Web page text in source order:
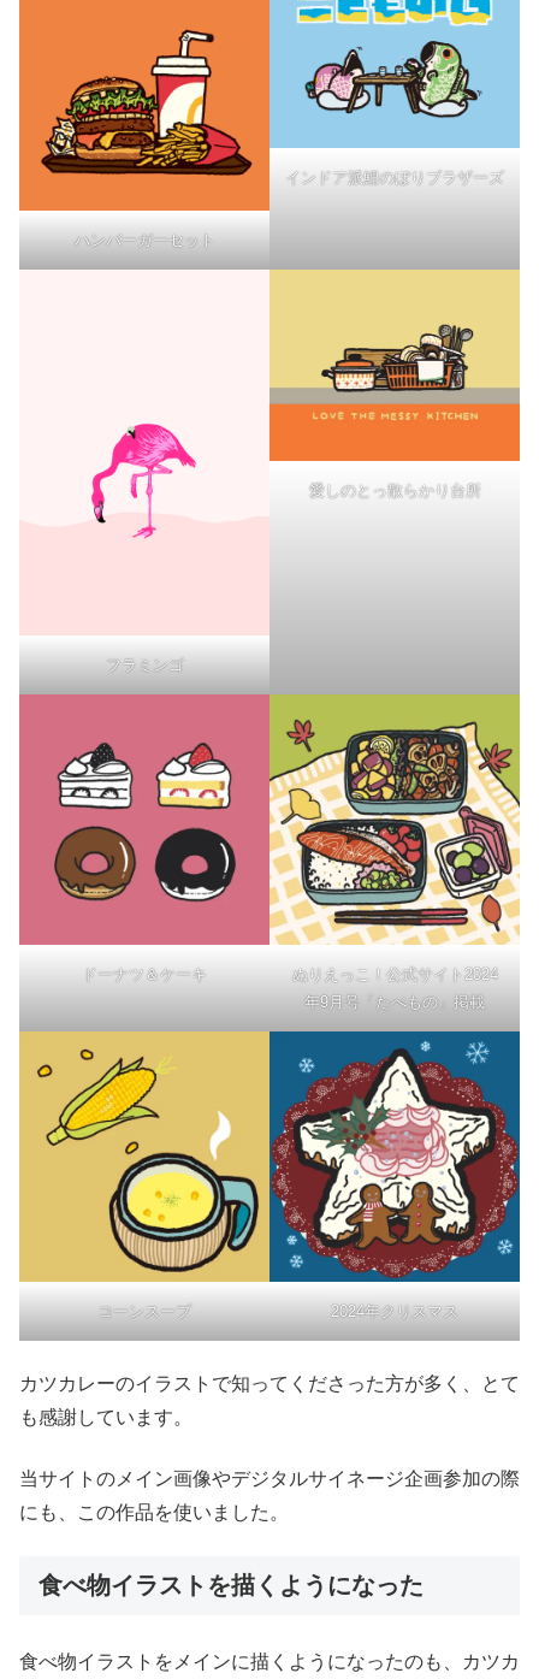
ハンバーガーセット
インドア派鯉のぼりブラザーズ
フラミンゴ
愛しのとっ散らかり台所
ドーナツ＆ケーキ
ぬりえっこ！公式サイト2024
年9月号「たべもの」掲載
コーンスープ 2024年クリスマス
カツカレーのイラストで知ってくださった方が多く、とて
も感謝しています。
当サイトのメイン画像やデジタルサイネージ企画参加の際
にも、この作品を使いました。
食べ物イラストを描くようになった
食べ物イラストをメインに描くようになったのも、カツカ